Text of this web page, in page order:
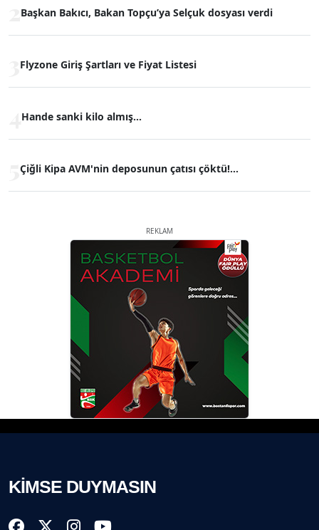
Başkan Bakıcı, Bakan Topçu’ya Selçuk dosyası verdi
Flyzone Giriş Şartları ve Fiyat Listesi
Hande sanki kilo almış...
Çiğli Kipa AVM'nin deposunun çatısı çöktü!...
REKLAM
KİMSE DUYMASIN